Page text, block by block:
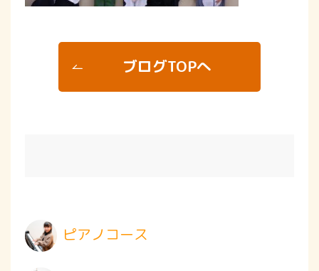
ブログTOPへ
ピアノコース